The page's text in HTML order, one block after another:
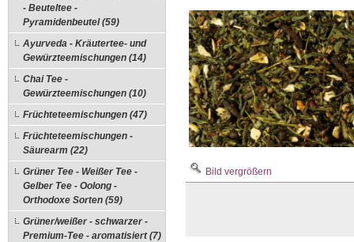
- Beuteltee -
Pyramidenbeutel (59)
Ayurveda - Kräutertee- und
Gewürzteemischungen (14)
Chai Tee -
Gewürzteemischungen (10)
Früchteteemischungen (47)
Früchteteemischungen -
Säurearm (22)
Grüner Tee - Weißer Tee -
Gelber Tee - Oolong -
Orthodoxe Sorten (59)
Grüner/weißer - schwarzer -
Premium-Tee - aromatisiert (7)
Bild vergrößern